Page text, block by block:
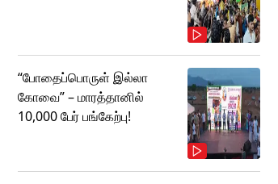
“போதைப்பொருள் இல்லா
கோவை” – மாரத்தானில்
10,000 பேர் பங்கேற்பு!